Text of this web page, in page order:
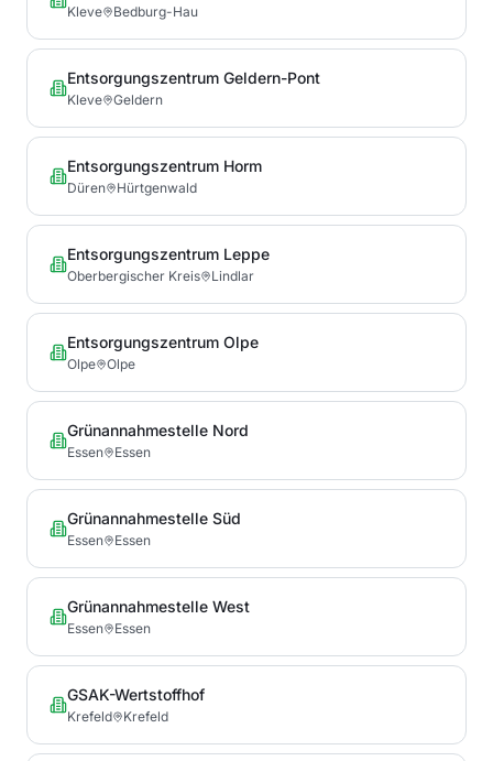
Kleve Bedburg-Hau
Entsorgungszentrum Geldern-Pont
Kleve Geldern
Entsorgungszentrum Horm
Düren Hürtgenwald
Entsorgungszentrum Leppe
Oberbergischer Kreis Lindlar
Entsorgungszentrum Olpe
Olpe Olpe
Grünannahmestelle Nord
Essen Essen
Grünannahmestelle Süd
Essen Essen
Grünannahmestelle West
Essen Essen
GSAK-Wertstoffhof
Krefeld Krefeld